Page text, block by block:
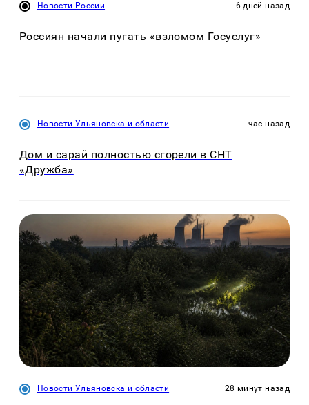
Новости России 6 дней назад
Россиян начали пугать «взломом Госуслуг»
Новости Ульяновска и области час назад
Дом и сарай полностью сгорели в СНТ
«Дружба»
Новости Ульяновска и области 28 минут назад